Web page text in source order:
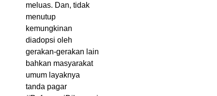
meluas. Dan, tidak
menutup
kemungkinan
diadopsi oleh
gerakan-gerakan lain
bahkan masyarakat
umum layaknya
tanda pagar